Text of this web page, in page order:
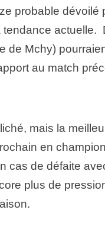
probable dévoilé
actuelle.
de Mchy)
au match
mais la
en
cas de défaite
plus de